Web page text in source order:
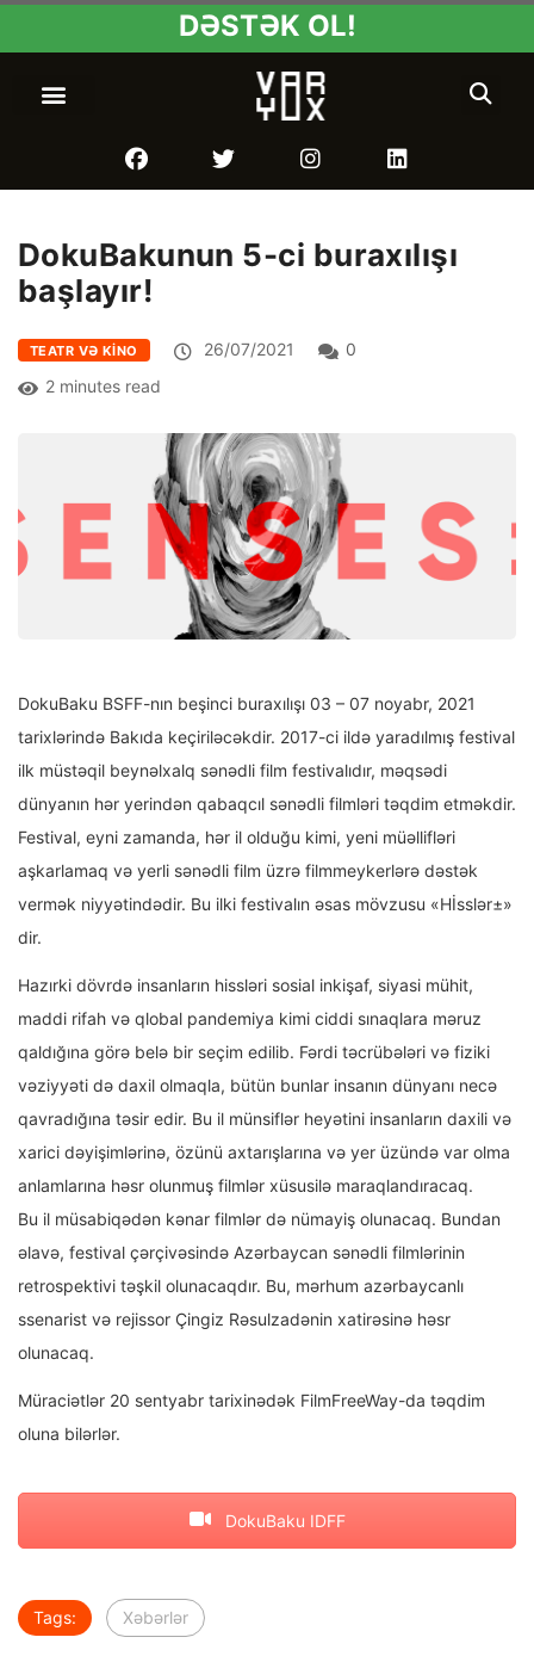
DƏSTƏK OL!
DokuBakunun 5-ci buraxılışı
başlayır!
TEATR VƏ KINO 26/07/2021
0
2 minutes read
DokuBaku BSFF-nın beşinci buraxılışı 03 – 07 noyabr, 2021
tarixlərində Bakıda keçiriləcəkdir. 2017-ci ildə yaradılmış festival
ilk müstəqil beynəlxalq sənədli film festivalıdır, məqsədi
dünyanın hər yerindən qabaqcıl sənədli filmləri təqdim etməkdir.
Festival, eyni zamanda, hər il olduğu kimi, yeni müəllifləri
aşkarlamaq və yerli sənədli film üzrə filmmeykerlərə dəstək
vermək niyyətindədir. Bu ilki festivalın əsas mövzusu «Hİsslər±»
dir.
Hazırki dövrdə insanların hissləri sosial inkişaf, siyasi mühit,
maddi rifah və qlobal pandemiya kimi ciddi sınaqlara məruz
qaldığına görə belə bir seçim edilib. Fərdi təcrübələri və fiziki
vəziyyəti də daxil olmaqla, bütün bunlar insanın dünyanı necə
qavradığına təsir edir. Bu il münsiflər heyətini insanların daxili və
xarici dəyişimlərinə, özünü axtarışlarına və yer üzündə var olma
anlamlarına həsr olunmuş filmlər xüsusilə maraqlandıracaq.
Bu il müsabiqədən kənar filmlər də nümayiş olunacaq. Bundan
əlavə, festival çərçivəsində Azərbaycan sənədli filmlərinin
retrospektivi təşkil olunacaqdır. Bu, mərhum azərbaycanlı
ssenarist və rejissor Çingiz Rəsulzadənin xatirəsinə həsr
olunacaq.
Müraciətlər 20 sentyabr tarixinədək FilmFreeWay-da təqdim
oluna bilərlər.
DokuBaku IDFF
Tags: Xəbərlər